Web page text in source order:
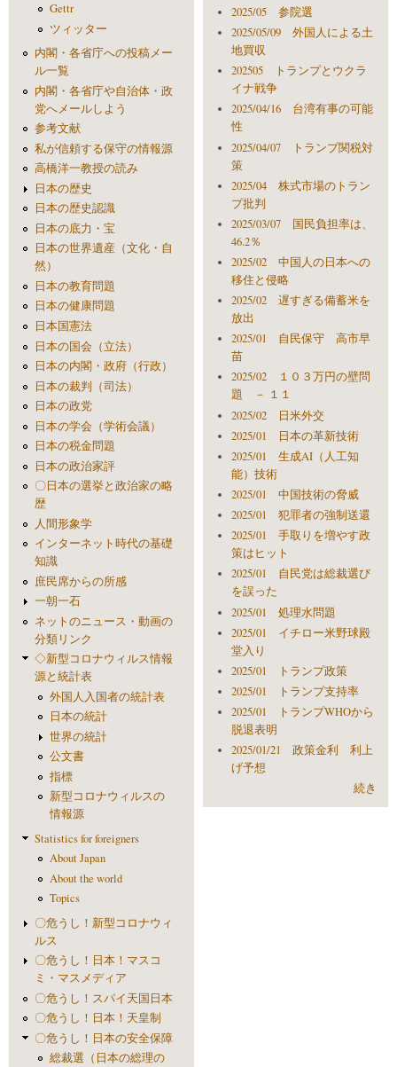
Gettr
ツィッター
内閣・各省庁への投稿メー
ル一覧
内閣・各省庁や自治体・政
党へメールしよう
参考文献
私が信頼する保守の情報源
高橋洋一教授の読み
日本の歴史
日本の歴史認識
日本の底力・宝
日本の世界遺産（文化・自
然）
日本の教育問題
日本の健康問題
日本国憲法
日本の国会（立法）
日本の内閣・政府（行政）
日本の裁判（司法）
日本の政党
日本の学会（学術会議）
日本の税金問題
日本の政治家評
〇日本の選挙と政治家の略
歴
人間形象学
インターネット時代の基礎
知識
庶民席からの所感
一朝一石
ネットのニュース・動画の
分類リンク
◇新型コロナウィルス情報
源と統計表
外国人入国者の統計表
日本の統計
世界の統計
公文書
指標
新型コロナウィルスの
情報源
Statistics for foreigners
About Japan
About the world
Topics
〇危うし！新型コロナウィ
ルス
〇危うし！日本！マスコ
ミ・マスメディア
〇危うし！スパイ天国日本
〇危うし！日本！天皇制
〇危うし！日本の安全保障
総裁選（日本の総理の
2025/05 参院選
2025/05/09 外国人による土
地買収
202505 トランプとウクラ
イナ戦争
2025/04/16 台湾有事の可能
性
2025/04/07 トランプ関税対
策
2025/04 株式市場のトラン
プ批判
2025/03/07 国民負担率は、
46.2％
2025/02 中国人の日本への
移住と侵略
2025/02 遅すぎる備蓄米を
放出
2025/01 自民保守 高市早
苗
2025/02 １０３万円の壁問
題 － １１
2025/02 日米外交
2025/01 日本の革新技術
2025/01 生成AI（人工知
能）技術
2025/01 中国技術の脅威
2025/01 犯罪者の強制送還
2025/01 手取りを増やす政
策はヒット
2025/01 自民党は総裁選び
を誤った
2025/01 処理水問題
2025/01 イチロー米野球殿
堂入り
2025/01 トランプ政策
2025/01 トランプ支持率
2025/01 トランプWHOから
脱退表明
2025/01/21 政策金利 利上
げ予想
続き